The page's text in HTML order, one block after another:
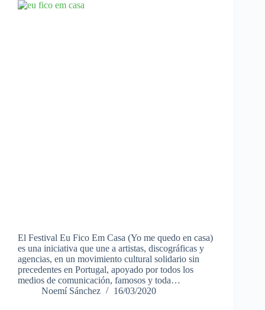
El Festival Eu Fico Em Casa (Yo me quedo en casa)
es una iniciativa que une a artistas, discográficas y
agencias, en un movimiento cultural solidario sin
precedentes en Portugal, apoyado por todos los
medios de comunicación, famosos y toda…
Noemí Sánchez
16/03/2020